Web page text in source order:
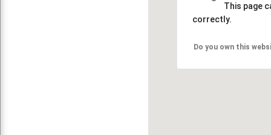
This page
correctly.
Do you own this